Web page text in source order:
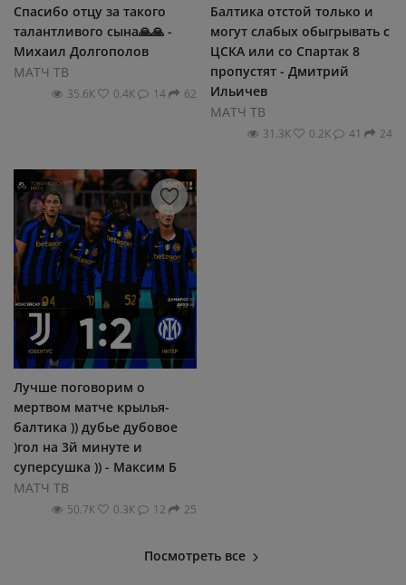
Спасибо отцу за такого
талантливого сына🙏🙏 -
Михаил Долгополов
МАТЧ ТВ
35.6К 0.4К 14 62
Балтика отстой только и
могут слабых обыгрывать с
ЦСКА или со Спартак 8
пропустят - Дмитрий
Ильичев
МАТЧ ТВ
31.3К 0.2К 41 24
Лучше поговорим о
мертвом матче крылья-
балтика )) дубье дубовое
)гол на 3й минуте и
суперсушка )) - Максим Б
МАТЧ ТВ
50.7К 0.3К 12 25
Посмотреть все